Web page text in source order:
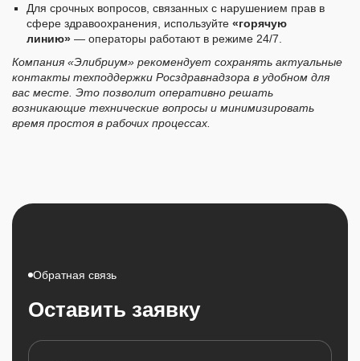
Для срочных вопросов, связанных с нарушением прав в
сфере здравоохранения, используйте «горячую
линию» — операторы работают в режиме 24/7.
Компания «Элибриум» рекомендует сохранять актуальные
контакты техподдержки Росздравнадзора в удобном для
вас месте. Это позволит оперативно решать
возникающие технические вопросы и минимизировать
время простоя в рабочих процессах.
Обратная связь
Оставить заявку